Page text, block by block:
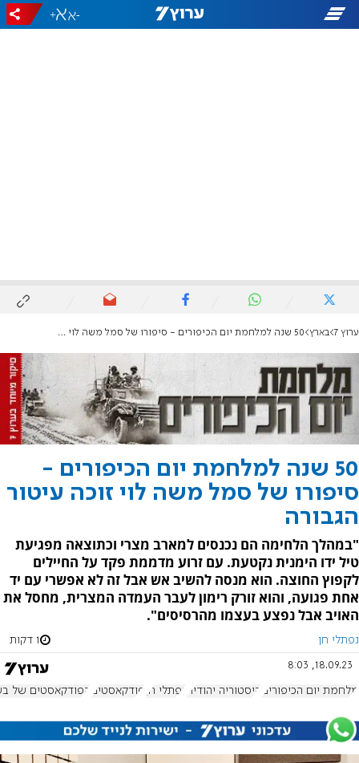
-
+
ערוץ 7 בארץ 50 שנה למלחמת יום הכיפורים - סיפורו של סמל משה לוי זוכה עיטור הגבורה
50 שנה למלחמת יום הכיפורים -
סיפורו של סמל משה לוי זוכה עיטור
הגבורה
"במהלך הלחימה הם נכנסים למארב מצרי וכתוצאה מפגיעת
טיל ידו הימנית נקטעת. עם זרוע מדממת פקד על החיילים
לקפוץ החוצה. הוא מנסה להשיב אש אבל זה לא אפשרי עם יד
אחת פגועה, והוא זורק רימון לעבר העמדה המצרית, מחסל את
האויב אבל נפצע בעצמו מהרסיסים".
נפתלי חן 1 דקות
18.09.23, 8:03
מלחמת יום הכיפורים היסטוריה יהודית נפתלי חן פודקאסטים הפודקאסטים של